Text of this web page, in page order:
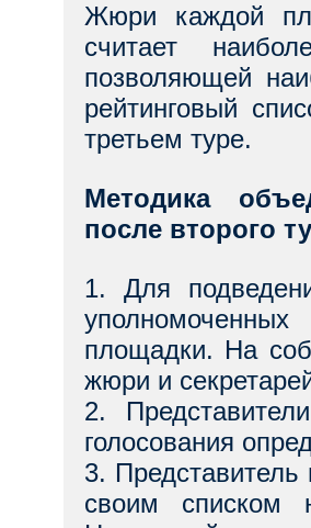
Жюри каждой
считает
позволяющей
рейтинговый
третьем туре.
Методика
после второго
1. Для
площадки. На
жюри и
2.
голосования
3. Представитель
своим списком